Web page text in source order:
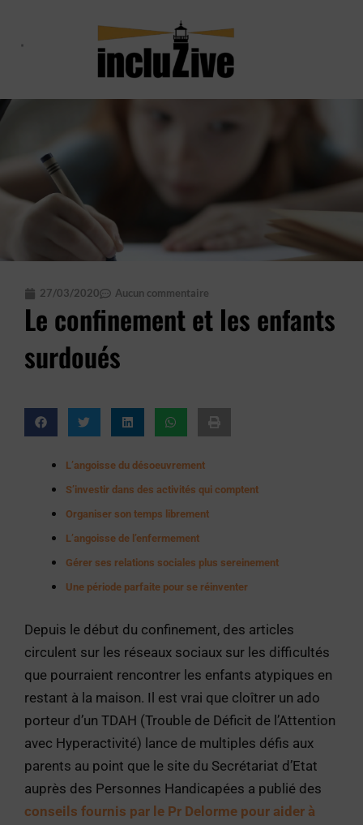
27/03/2020 Aucun commentaire
Le confinement et les enfants
surdoués
L’angoisse du désoeuvrement
S’investir dans des activités qui comptent
Organiser son temps librement
L’angoisse de l’enfermement
Gérer ses relations sociales plus sereinement
Une période parfaite pour se réinventer
Depuis le début du confinement, des articles
circulent sur les réseaux sociaux sur les difficultés
que pourraient rencontrer les enfants atypiques en
restant à la maison. Il est vrai que cloîtrer un ado
porteur d’un TDAH (Trouble de Déficit de l’Attention
avec Hyperactivité) lance de multiples défis aux
parents au point que le site du Secrétariat d’Etat
auprès des Personnes Handicapées a publié des
conseils fournis par le Pr Delorme pour aider à